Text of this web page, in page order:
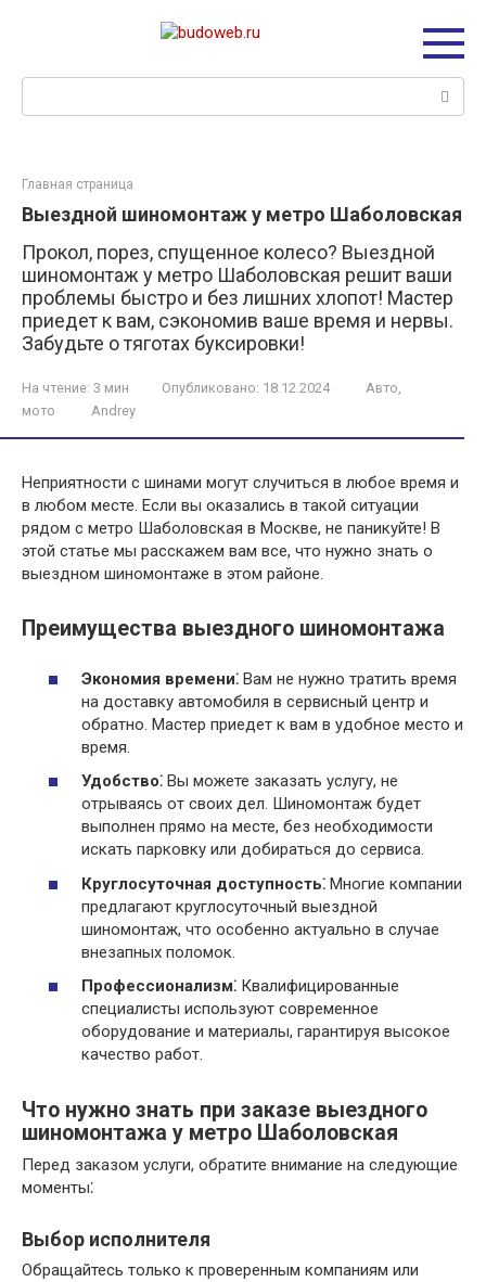
Главная страница
Выездной шиномонтаж у метро Шаболовская
Прокол, порез, спущенное колесо? Выездной
шиномонтаж у метро Шаболовская решит ваши
проблемы быстро и без лишних хлопот! Мастер
приедет к вам, сэкономив ваше время и нервы.
Забудьте о тяготах буксировки!
На чтение: 3 мин Опубликовано: 18.12.2024
Авто,
мото
Andrey
Неприятности с шинами могут случиться в любое время и
в любом месте. Если вы оказались в такой ситуации
рядом с метро Шаболовская в Москве, не паникуйте! В
этой статье мы расскажем вам все, что нужно знать о
выездном шиномонтаже в этом районе.
Преимущества выездного шиномонтажа
Экономия времени⁚ Вам не нужно тратить время
на доставку автомобиля в сервисный центр и
обратно. Мастер приедет к вам в удобное место и
время.
Удобство⁚ Вы можете заказать услугу, не
отрываясь от своих дел. Шиномонтаж будет
выполнен прямо на месте, без необходимости
искать парковку или добираться до сервиса.
Круглосуточная доступность⁚ Многие компании
предлагают круглосуточный выездной
шиномонтаж, что особенно актуально в случае
внезапных поломок.
Профессионализм⁚ Квалифицированные
специалисты используют современное
оборудование и материалы, гарантируя высокое
качество работ.
Что нужно знать при заказе выездного
шиномонтажа у метро Шаболовская
Перед заказом услуги, обратите внимание на следующие
моменты⁚
Выбор исполнителя
Обращайтесь только к проверенным компаниям или